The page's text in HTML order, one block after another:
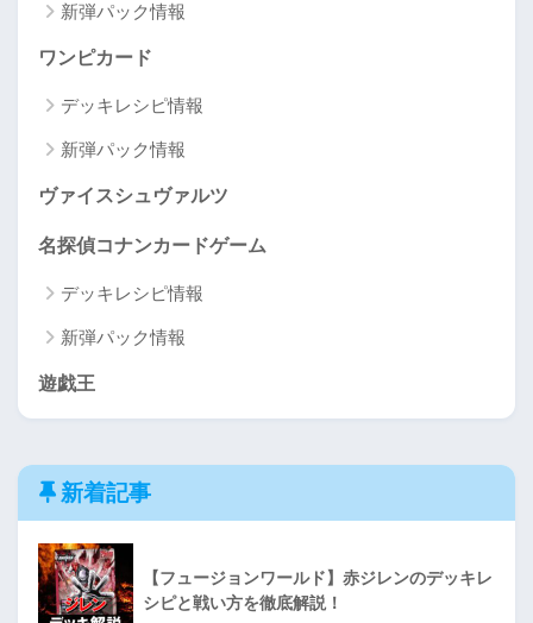
新弾パック情報
ワンピカード
デッキレシピ情報
新弾パック情報
ヴァイスシュヴァルツ
名探偵コナンカードゲーム
デッキレシピ情報
新弾パック情報
遊戯王
新着記事
【フュージョンワールド】赤ジレンのデッキレ
シピと戦い方を徹底解説！